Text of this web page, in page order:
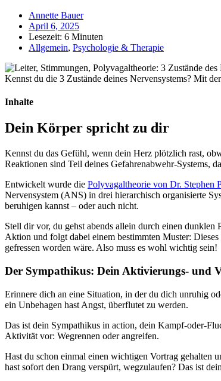
Annette Bauer
April 6, 2025
Lesezeit: 6 Minuten
Allgemein, Psychologie & Therapie
Kennst du die 3 Zustände deines Nervensystems? Mit
Inhalte
Dein Körper spricht zu dir
Kennst du das Gefühl, wenn dein Herz plötzlich rast,
Reaktionen sind Teil deines Gefahrenabwehr-Systems,
Entwickelt wurde die Polyvagaltheorie von Dr. Stephen
Nervensystem (ANS) in drei hierarchisch organisierte
beruhigen kannst – oder auch nicht.
Stell dir vor, du gehst abends allein durch einen
Aktion und folgt dabei einem bestimmten Muster:
gefressen worden wäre. Also muss es wohl wichtig sein!
Der Sympathikus: Dein Aktivierungs- und
Erinnere dich an eine Situation, in der du dich unruhig
ein Unbehagen hast Angst, überflutet zu werden.
Das ist dein Sympathikus in action, dein Kampf-oder-
Aktivität vor: Wegrennen oder angreifen.
Hast du schon einmal einen wichtigen Vortrag gehalten
hast sofort den Drang verspürt, wegzulaufen? Das ist